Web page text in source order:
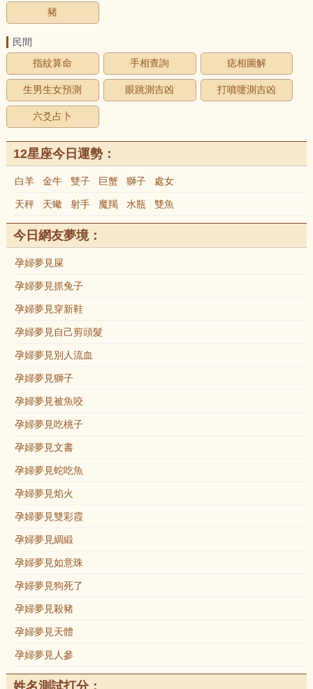
豬
民間
指紋算命
手相查詢 痣相圖解
生男生女預測 眼跳測吉凶 打噴嚏測吉凶
六爻占卜
12星座今日運勢：
白羊 金牛 雙子 巨蟹 獅子 處女
天秤 天蠍 射手 魔羯 水瓶 雙魚
今日網友夢境：
孕婦夢見屎
孕婦夢見抓兔子
孕婦夢見穿新鞋
孕婦夢見自己剪頭髮
孕婦夢見別人流血
孕婦夢見獅子
孕婦夢見被魚咬
孕婦夢見吃桃子
孕婦夢見文書
孕婦夢見蛇吃魚
孕婦夢見焰火
孕婦夢見雙彩霞
孕婦夢見綢緞
孕婦夢見如意珠
孕婦夢見狗死了
孕婦夢見殺豬
孕婦夢見天體
孕婦夢見人參
姓名測試打分：